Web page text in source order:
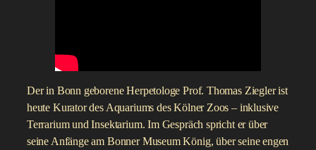
Der in Bonn geborene Herpetologe Prof. Thomas Ziegler ist
heute Kurator des Aquariums des Kölner Zoos – inklusive
Terrarium und Insektarium. Im Gespräch spricht er über
seine Anfänge am Bonner Museum König, über seine engen